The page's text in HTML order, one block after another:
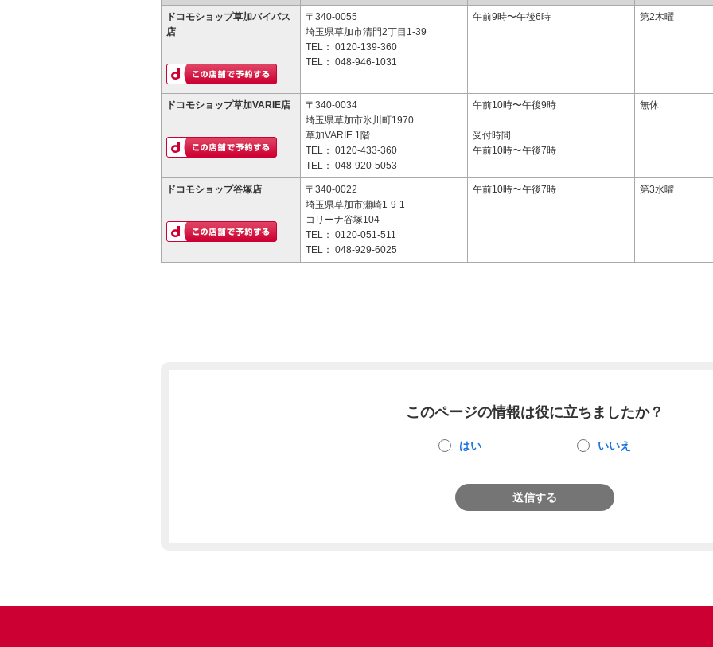
ドコモショップ草加バイパス
店
〒340-0055
埼玉県草加市清門2丁目1-39
TEL： 0120-139-360
TEL： 048-946-1031
午前9時〜午後6時 第2木曜
ドコモショップ草加VARIE店
〒340-0034
埼玉県草加市氷川町1970
草加VARIE 1階
TEL： 0120-433-360
TEL： 048-920-5053
午前10時〜午後9時
受付時間
午前10時〜午後7時
無休
ドコモショップ谷塚店
〒340-0022
埼玉県草加市瀬崎1-9-1
コリーナ谷塚104
TEL： 0120-051-511
TEL： 048-929-6025
午前10時〜午後7時 第3水曜
このページの情報は役に立ちましたか？
はい いいえ
送信する